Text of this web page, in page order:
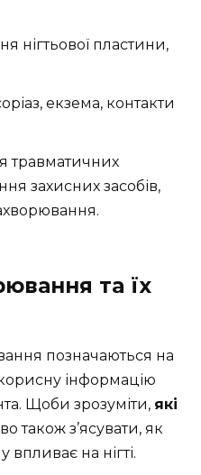
нігтьової пластини,
екзема, контакти
травматичних
захисних засобів,
та їх
позначаються на
інформацію
Щоби зрозуміти, які
також з’ясувати, як
впливає на нігті.